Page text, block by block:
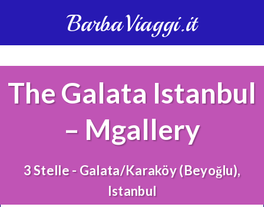
BarbaViaggi.it
The Galata Istanbul
– Mgallery
3 Stelle - Galata/Karaköy (Beyoğlu),
Istanbul